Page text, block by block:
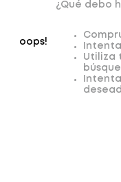
oops!
¿Qué debo
Utiliza